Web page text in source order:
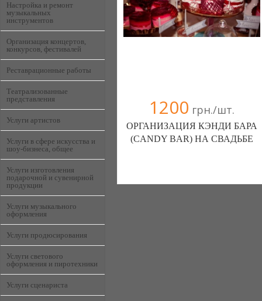
Настройка и ремонт
музыкальных
инструментов
Организация концертов,
конкурсов, фестивалей
Реставрационные работы
Театрализованные
представления
Услуги артистов
Услуги в сфере искусства и
шоу-бизнеса, общее
Услуги изготовления
подарочной и сувенирной
продукции
Услуги музыкального
оформления
Услуги продюсирования
Услуги светового
оформления и пиротехники
Услуги сценариста
1200 грн./шт.
ОРГАНИЗАЦИЯ КЭНДИ БАРА
(CANDY BAR) НА СВАДЬБЕ
098 5362423